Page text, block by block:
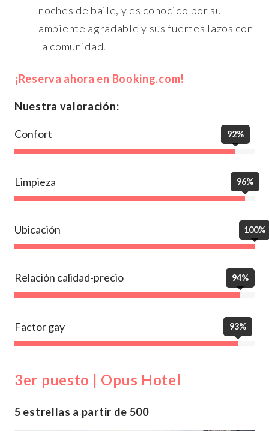
noches de baile, y es conocido por su
ambiente agradable y sus fuertes lazos con
la comunidad.
¡Reserva ahora en Booking.com!
Nuestra valoración:
Confort 92%
Limpieza 96%
Ubicación 100%
Relación calidad-precio 94%
Factor gay 93%
3er puesto | Opus Hotel
5 estrellas a partir de 500